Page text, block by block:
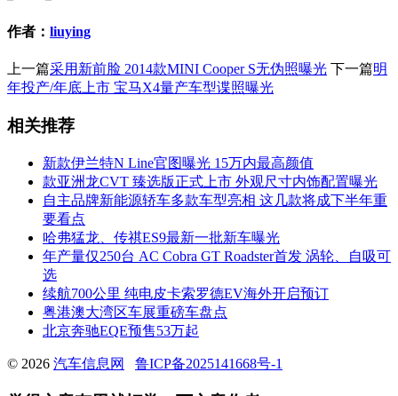
作者： liuying
上一篇采用新前脸 2014款MINI Cooper S无伪照曝光 下一篇明
年投产/年底上市 宝马X4量产车型谍照曝光
相关推荐
新款伊兰特N Line官图曝光 15万内最高颜值
款亚洲龙CVT 臻选版正式上市 外观尺寸内饰配置曝光
自主品牌新能源轿车多款车型亮相 这几款将成下半年重
要看点
哈弗猛龙、传祺ES9最新一批新车曝光
年产量仅250台 AC Cobra GT Roadster首发 涡轮、自吸可
选
续航700公里 纯电皮卡索罗德EV海外开启预订
粤港澳大湾区车展重磅车盘点
北京奔驰EQE预售53万起
© 2026 汽车信息网 鲁ICP备2025141668号-1